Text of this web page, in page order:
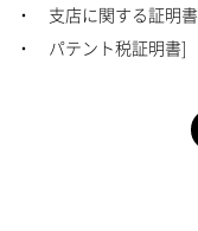
・ 支店に関する証明書
・ パテント税証明書]